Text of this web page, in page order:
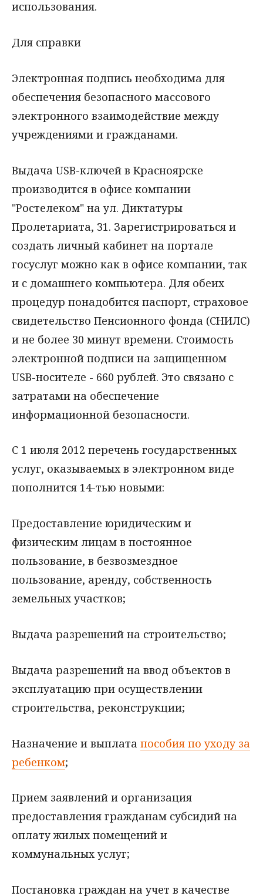
использования.
Для справки
Электронная подпись необходима для
обеспечения безопасного массового
электронного взаимодействие между
учреждениями и гражданами.
Выдача USB-ключей в Красноярске
производится в офисе компании
"Ростелеком" на ул. Диктатуры
Пролетариата, 31. Зарегистрироваться и
создать личный кабинет на портале
госуслуг можно как в офисе компании, так
и с домашнего компьютера. Для обеих
процедур понадобится паспорт, страховое
свидетельство Пенсионного фонда (СНИЛС)
и не более 30 минут времени. Стоимость
электронной подписи на защищенном
USB-носителе - 660 рублей. Это связано с
затратами на обеспечение
информационной безопасности.
С 1 июля 2012 перечень государственных
услуг, оказываемых в электронном виде
пополнится 14-тью новыми:
Предоставление юридическим и
физическим лицам в постоянное
пользование, в безвозмездное
пользование, аренду, собственность
земельных участков;
Выдача разрешений на строительство;
Выдача разрешений на ввод объектов в
эксплуатацию при осуществлении
строительства, реконструкции;
Назначение и выплата пособия по уходу за
ребенком;
Прием заявлений и организация
предоставления гражданам субсидий на
оплату жилых помещений и
коммунальных услуг;
Постановка граждан на учет в качестве